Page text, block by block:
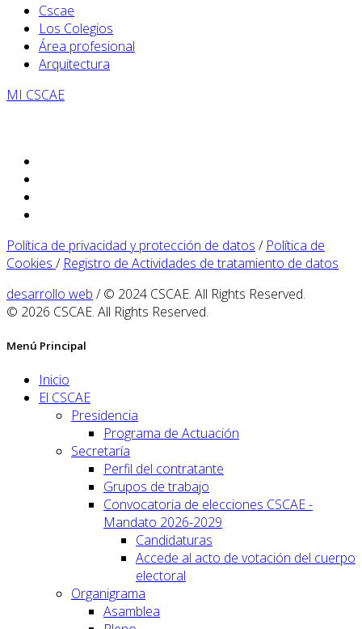
Cscae
Los Colegios
Área profesional
Arquitectura
MI CSCAE
Política de privacidad y protección de datos / Política de
Cookies / Registro de Actividades de tratamiento de datos
desarrollo web / © 2024 CSCAE. All Rights Reserved.
© 2026 CSCAE. All Rights Reserved.
Menú Principal
Inicio
El CSCAE
Presidencia
Programa de Actuación
Secretaría
Perfil del contratante
Grupos de trabajo
Convocatoria de elecciones CSCAE -
Mandato 2026-2029
Candidaturas
Accede al acto de votación del cuerpo
electoral
Organigrama
Asamblea